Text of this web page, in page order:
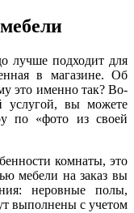
лучше подходит для
в магазине. Об
это именно так? Во-
услугой, вы можете
по «фото из своей
комнаты, это
мебели на заказ вы
неровные полы,
выполнены с учетом